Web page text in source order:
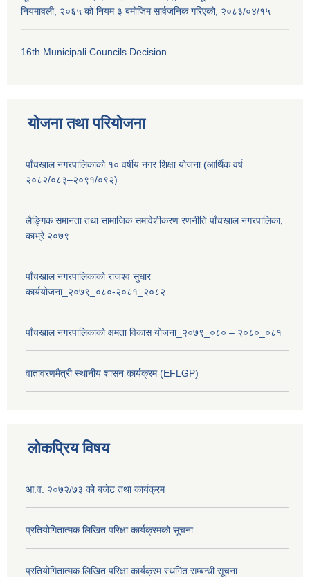
नियमावली, २०६५ को नियम ३ बमोजिम सार्वजनिक गरिएको, २०८३/०४/१५
16th Municipali Councils Decision
योजना तथा परियोजना
पाँचखाल नगरपालिकाको १० वर्षीय नगर शिक्षा योजना (आर्थिक वर्ष
२०८२/०८३–२०९१/०९२)
लैङ्गिक समानता तथा सामाजिक समावेशीकरण रणनीति पाँचखाल नगरपालिका,
काभ्रे २०७९
पाँचखाल नगरपालिकाको राजश्व सुधार
कार्ययोजना_२०७९_०८०-२०८१_२०८२
पाँचखाल नगरपालिकाको क्षमता विकास योजना_२०७९_०८० – २०८०_०८१
वातावरणमैत्री स्थानीय शासन कार्यक्रम (EFLGP)
लोकप्रिय विषय
आ.व. २०७२/७३ को बजेट तथा कार्यक्रम
प्रतियोगितात्मक लिखित परिक्षा कार्यक्रमको सूचना
प्रतियोगितात्मक लिखित परिक्षा कार्यक्रम स्थगित सम्बन्धी सूचना